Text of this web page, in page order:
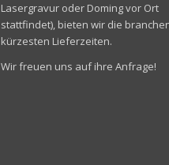
Lasergravur oder Doming vor Ort
stattfindet), bieten wir die
kürzesten Lieferzeiten.
Wir freuen uns auf ihre Anfrage!